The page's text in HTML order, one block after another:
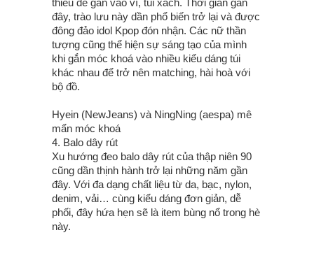
thiếu để gắn vào ví, túi xách. Thời gian gần
đây, trào lưu này dần phổ biến trở lại và được
đông đảo idol Kpop đón nhận. Các nữ thần
tượng cũng thể hiện sự sáng tạo của mình
khi gắn móc khoá vào nhiều kiểu dáng túi
khác nhau để trở nên matching, hài hoà với
bộ đồ.
Hyein (NewJeans) và NingNing (aespa) mê
mẩn móc khoá
4. Balo dây rút
Xu hướng đeo balo dây rút của thập niên 90
cũng dần thịnh hành trở lại những năm gần
đây. Với đa dạng chất liệu từ da, bạc, nylon,
denim, vải… cùng kiểu dáng đơn giản, dễ
phối, đây hứa hẹn sẽ là item bùng nổ trong hè
này.